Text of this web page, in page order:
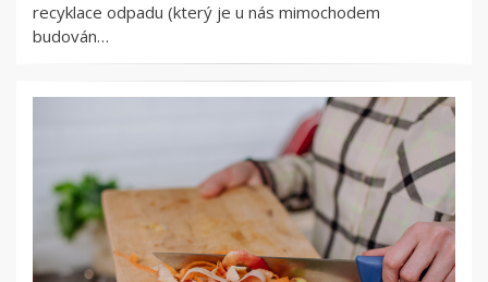
recyklace odpadu (který je u nás mimochodem
budován…